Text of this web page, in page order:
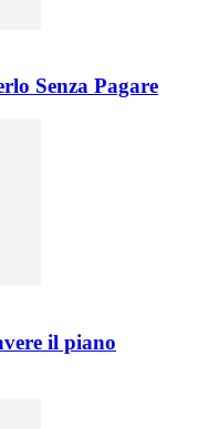
Senza Pagare
il piano